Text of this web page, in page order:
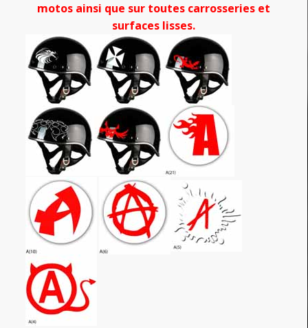
motos ainsi que sur toutes carrosseries et
surfaces lisses.